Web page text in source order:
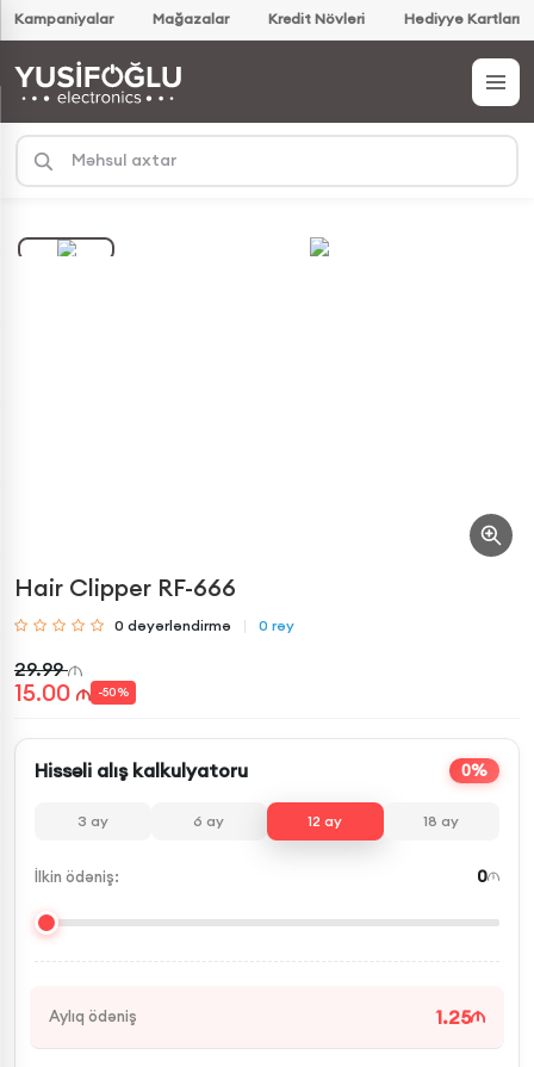
Kampaniyalar Mağazalar Kredit Növləri Hədiyyə Kartları
Hair Clipper RF-666
0 dəyərləndirmə 0 rəy
29.99
15.00 -50%
Hissəli alış kalkulyatoru 0%
3 ay 6 ay 12 ay 18 ay
İlkin ödəniş: 0
Aylıq ödəniş 1.25